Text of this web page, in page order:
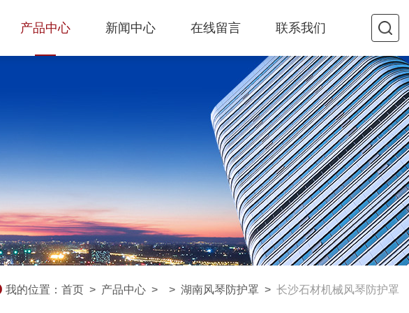
产品中心 新闻中心 在线留言 联系我们
我的位置： 首页 > 产品中心 > > 湖南风琴防护罩 > 长沙石材机械风琴防护罩